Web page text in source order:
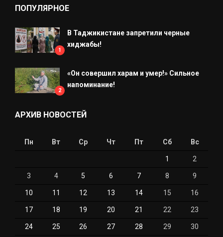
ПОПУЛЯРНОЕ
1
В Таджикистане запретили черные
хиджабы!
2
«Он совершил харам и умер!» Сильное
напоминание!
АРХИВ НОВОСТЕЙ
Пн Вт Ср Чт Пт Сб Вс
1 2
3 4 5 6 7 8 9
10 11 12 13 14 15 16
17 18 19 20 21 22 23
24 25 26 27 28 29 30